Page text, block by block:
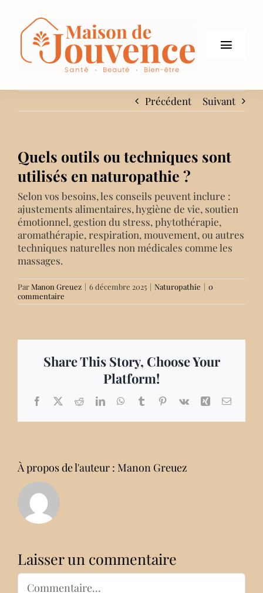
contenu
Toggle
E-BOOKS
ÉVÉNEMENTS
À PROPOS
CONTACT
PRENDRE RENDEZ-VOUS
Précédent Suivant
Quels outils ou techniques sont
utilisés en naturopathie ?
Selon vos besoins, les conseils peuvent inclure :
ajustements alimentaires, hygiène de vie, soutien
émotionnel, gestion du stress, phytothérapie,
aromathérapie, respiration, mouvement, ou autres
techniques naturelles non médicales comme les
massages.
Par Manon Greuez | 6 décembre 2025 | Naturopathie | 0
commentaire
Share This Story, Choose Your
Platform!
Facebook
X RedditLinkedInWhatsApp
TumblrPinterest
Vk Xing Email
À propos de l'auteur : Manon Greuez
Laisser un commentaire
Commentaire